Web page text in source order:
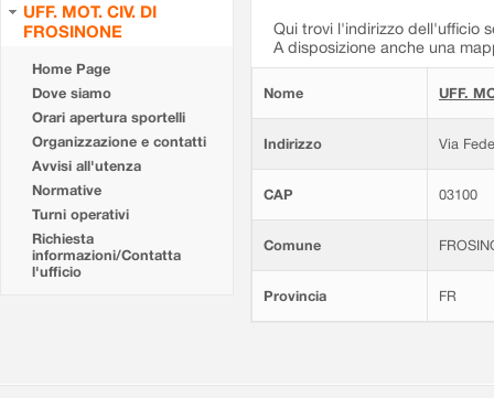
UFF. MOT. CIV. DI
FROSINONE
Home Page
Dove siamo
Orari apertura sportelli
Organizzazione e contatti
Avvisi all'utenza
Normative
Turni operativi
Richiesta
informazioni/Contatta
l'ufficio
Qui trovi l'indirizzo dell'ufficio
A disposizione anche una
Nome UFF.
Indirizzo Via
CAP 03100
Comune
Provincia FR